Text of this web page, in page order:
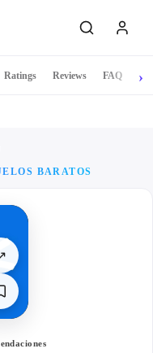
BARATOS
Ratings Reviews FAQ